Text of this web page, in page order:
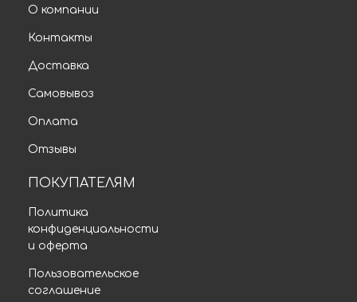
О компании
Контакты
Доставка
Самовывоз
Оплата
Отзывы
ПОКУПАТЕЛЯМ
Политика
конфиденциальности
и оферта
Пользовательское
соглашение